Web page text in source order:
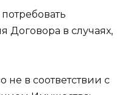
Договора в случаях,
не в соответствии с